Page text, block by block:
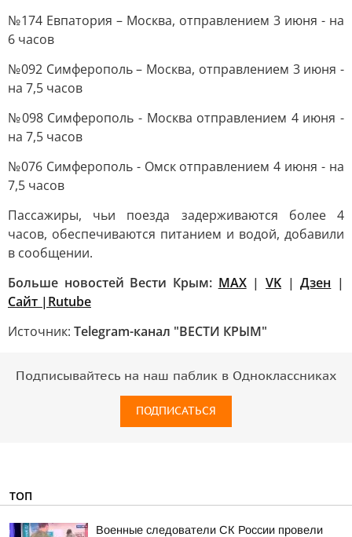
№174 Евпатория – Москва, отправлением 3 июня - на
6 часов
№092 Симферополь – Москва, отправлением 3 июня -
на 7,5 часов
№098 Симферополь - Москва отправлением 4 июня -
на 7,5 часов
№076 Симферополь - Омск отправлением 4 июня - на
7,5 часов
Пассажиры, чьи поезда задерживаются более 4
часов, обеспечиваются питанием и водой, добавили
в сообщении.
Больше новостей Вести Крым: MAX|VK |Дзен |
Сайт | Rutube
Источник: Telegram-канал "ВЕСТИ КРЫМ"
Подписывайтесь на наш паблик в Одноклассниках
ПОДПИСАТЬСЯ
ТОП
Военные следователи СК России провели